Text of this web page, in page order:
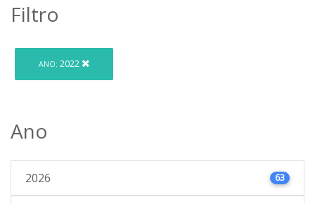
Filtro
ANO: 2022
Ano
2026 63